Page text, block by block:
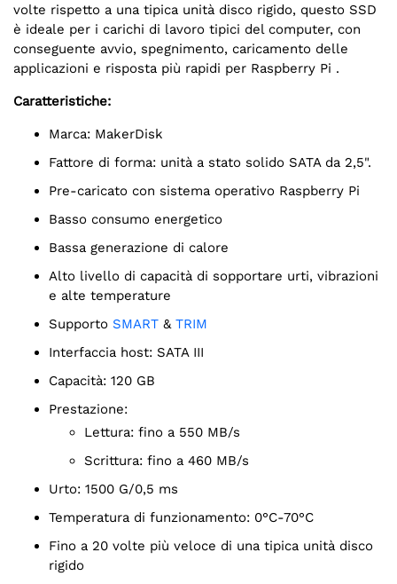
volte rispetto a una tipica unità disco rigido, questo SSD
è ideale per i carichi di lavoro tipici del computer, con
conseguente avvio, spegnimento, caricamento delle
applicazioni e risposta più rapidi per Raspberry Pi .
Caratteristiche:
Marca: MakerDisk
Fattore di forma: unità a stato solido SATA da 2,5".
Pre-caricato con sistema operativo Raspberry Pi
Basso consumo energetico
Bassa generazione di calore
Alto livello di capacità di sopportare urti, vibrazioni
e alte temperature
Supporto SMART & TRIM
Interfaccia host: SATA III
Capacità: 120 GB
Prestazione:
Lettura: fino a 550 MB/s
Scrittura: fino a 460 MB/s
Urto: 1500 G/0,5 ms
Temperatura di funzionamento: 0°C-70°C
Fino a 20 volte più veloce di una tipica unità disco
rigido